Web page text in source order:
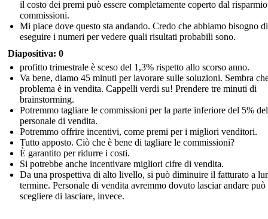
il costo dei premi può essere completamente coperto dal
commissioni.
Mi piace dove questo sta andando. Credo che abbiamo bisogno di
eseguire i numeri per vedere quali risultati probabili sono.
Diapositiva: 0
profitto trimestrale è sceso del 1,3% rispetto allo scorso anno.
Va bene, diamo 45 minuti per lavorare sulle soluzioni. Sembra
problema è in vendita. Cappelli verdi su! Prendere tre minuti di
brainstorming.
Potremmo tagliare le commissioni per la parte inferiore del 5% del
personale di vendita.
Potremmo offrire incentivi, come premi per i migliori venditori.
Tutto apposto. Ciò che è bene di tagliare le commissioni?
È garantito per ridurre i costi.
Si potrebbe anche incentivare migliori cifre di vendita.
Da una prospettiva di alto livello, si può diminuire il fatturato a
termine. Personale di vendita avremmo dovuto lasciar andare può
scegliere di lasciare, invece.